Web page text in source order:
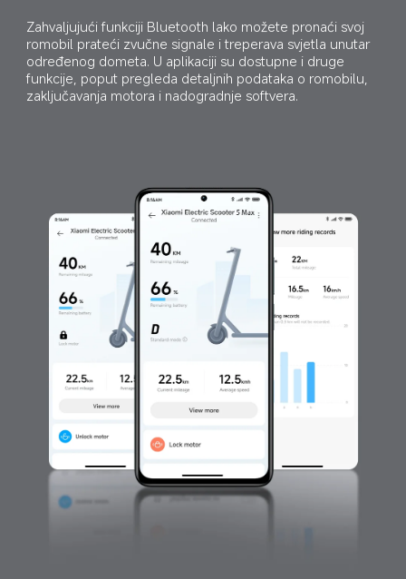
Zahvaljujući funkciji Bluetooth lako možete pronaći svoj
romobil prateći zvučne signale i treperava svjetla unutar
određenog dometa. U aplikaciji su dostupne i druge
funkcije, poput pregleda detaljnih podataka o romobilu,
zaključavanja motora i nadogradnje softvera.